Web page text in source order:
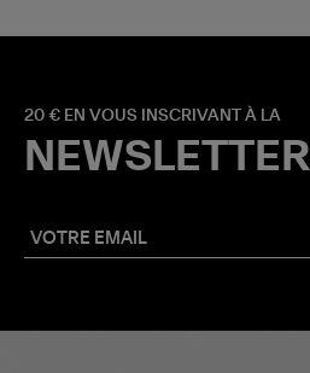
20 € EN VOUS INSCRIVANT À LA
NEWSLETTER